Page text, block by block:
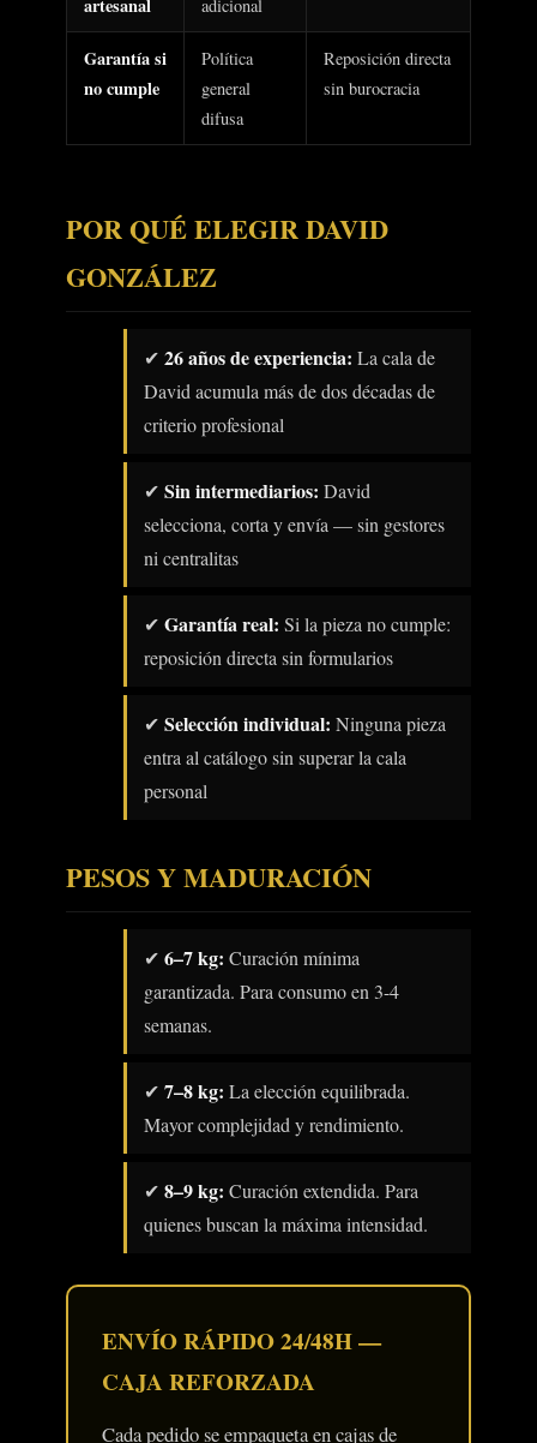
artesanal
adicional
Garantía si
no cumple
Política
general
difusa
Reposición directa
sin burocracia
POR QUÉ ELEGIR DAVID
GONZÁLEZ
✔ 26 años de experiencia: La cala de
David acumula más de dos décadas de
criterio profesional
✔ Sin intermediarios: David
selecciona, corta y envía — sin gestores
ni centralitas
✔ Garantía real: Si la pieza no cumple:
reposición directa sin formularios
✔ Selección individual: Ninguna pieza
entra al catálogo sin superar la cala
personal
PESOS Y MADURACIÓN
✔ 6–7 kg: Curación mínima
garantizada. Para consumo en 3-4
semanas.
✔ 7–8 kg: La elección equilibrada.
Mayor complejidad y rendimiento.
✔ 8–9 kg: Curación extendida. Para
quienes buscan la máxima intensidad.
ENVÍO RÁPIDO 24/48H —
CAJA REFORZADA
Cada pedido se empaqueta en cajas de